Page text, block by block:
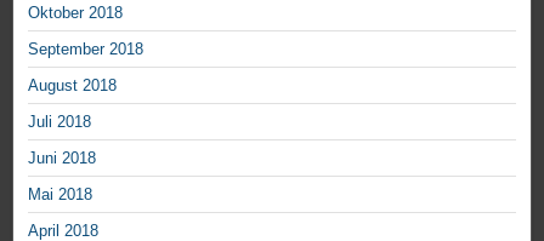
Oktober 2018
September 2018
August 2018
Juli 2018
Juni 2018
Mai 2018
April 2018